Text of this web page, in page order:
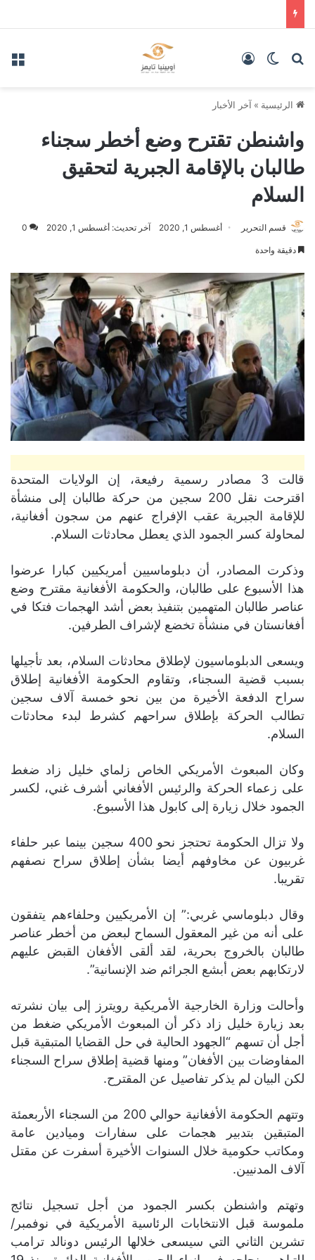
بحث عنالوضع المظلم
الرئيسية » آخر الأخبار
واشنطن تقترح وضع أخطر سجناء
طالبان بالإقامة الجبرية لتحقيق
السلام
قسم التحرير أغسطس 1, 2020 آخر تحديث: أغسطس 1, 2020 0
دقيقة واحدة
قالت 3 مصادر رسمية رفيعة، إن الولايات المتحدة
اقترحت نقل 200 سجين من حركة طالبان إلى منشأة
للإقامة الجبرية عقب الإفراج عنهم من سجون أفغانية،
لمحاولة كسر الجمود الذي يعطل محادثات السلام.
وذكرت المصادر، أن دبلوماسيين أمريكيين كبارا عرضوا
هذا الأسبوع على طالبان، والحكومة الأفغانية مقترح وضع
عناصر طالبان المتهمين بتنفيذ بعض أشد الهجمات فتكا في
أفغانستان في منشأة تخضع لإشراف الطرفين.
ويسعى الدبلوماسيون لإطلاق محادثات السلام، بعد تأجيلها
بسبب قضية السجناء، وتقاوم الحكومة الأفغانية إطلاق
سراح الدفعة الأخيرة من بين نحو خمسة آلاف سجين
تطالب الحركة بإطلاق سراحهم كشرط لبدء محادثات
السلام.
وكان المبعوث الأمريكي الخاص زلماي خليل زاد ضغط
على زعماء الحركة والرئيس الأفغاني أشرف غني، لكسر
الجمود خلال زيارة إلى كابول هذا الأسبوع.
ولا تزال الحكومة تحتجز نحو 400 سجين بينما عبر حلفاء
غربيون عن مخاوفهم أيضا بشأن إطلاق سراح نصفهم
تقريبا.
وقال دبلوماسي غربي:” إن الأمريكيين وحلفاءهم يتفقون
على أنه من غير المعقول السماح لبعض من أخطر عناصر
طالبان بالخروج بحرية، لقد ألقى الأفغان القبض عليهم
لارتكابهم بعض أبشع الجرائم ضد الإنسانية”.
وأحالت وزارة الخارجية الأمريكية رويترز إلى بيان نشرته
بعد زيارة خليل زاد ذكر أن المبعوث الأمريكي ضغط من
أجل أن تسهم “الجهود الحالية في حل القضايا المتبقية قبل
المفاوضات بين الأفغان” ومنها قضية إطلاق سراح السجناء
لكن البيان لم يذكر تفاصيل عن المقترح.
وتتهم الحكومة الأفغانية حوالي 200 من السجناء الأربعمئة
المتبقين بتدبير هجمات على سفارات وميادين عامة
ومكاتب حكومية خلال السنوات الأخيرة أسفرت عن مقتل
آلاف المدنيين.
وتهتم واشنطن بكسر الجمود من أجل تسجيل نتائج
ملموسة قبل الانتخابات الرئاسية الأمريكية في نوفمبر/
تشرين الثاني التي سيسعى خلالها الرئيس دونالد ترامب